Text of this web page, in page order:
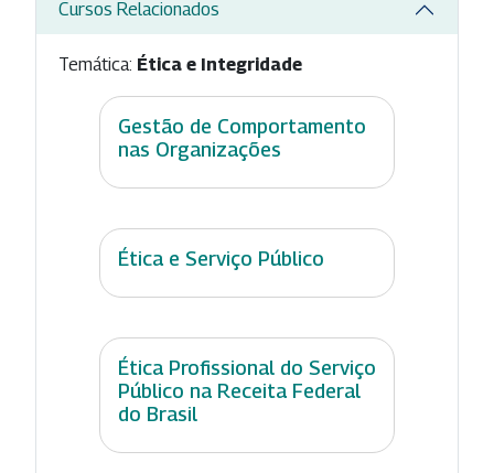
Cursos Relacionados
Temática: Ética e Integridade
Gestão de Comportamento
nas Organizações
Ética e Serviço Público
Ética Profissional do Serviço
Público na Receita Federal
do Brasil